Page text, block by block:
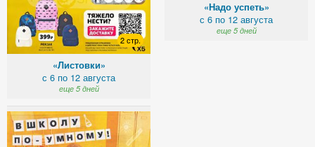
2 стр.
«Листовки»
с 6 по 12 августа
еще 5 дней
«Надо успеть»
с 6 по 12 августа
еще 5 дней